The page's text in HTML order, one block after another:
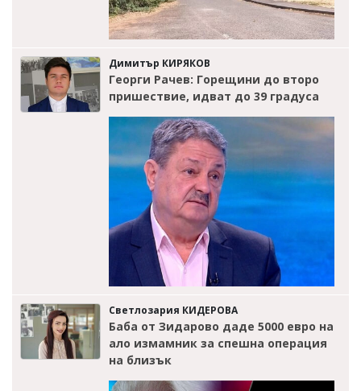
Димитър КИРЯКОВ
Георги Рачев: Горещини до второ
пришествие, идват до 39 градуса
Светлозария КИДЕРОВА
Баба от Зидарово даде 5000 евро на
ало измамник за спешна операция
на близък